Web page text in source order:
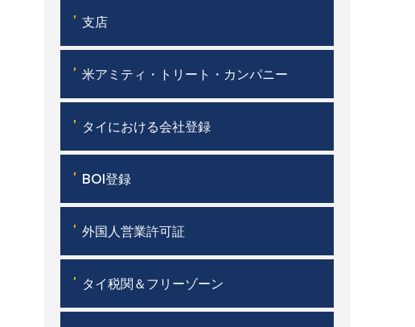
' 支店
' 米アミティ・トリート・カンパニー
' タイにおける会社登録
' BOI登録
' 外国人営業許可証
' タイ税関＆フリーゾーン